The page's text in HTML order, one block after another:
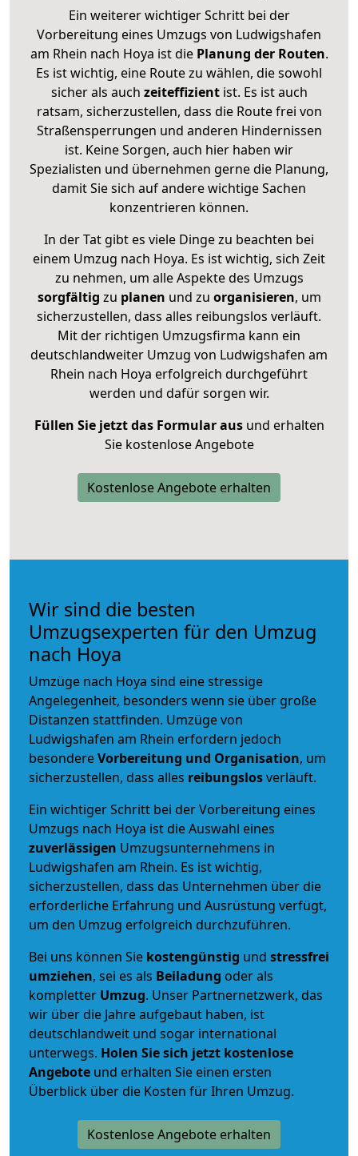
Ein weiterer wichtiger Schritt bei der
Vorbereitung eines Umzugs von Ludwigshafen
am Rhein nach Hoya ist diePlanung der Routen.
Es ist wichtig, eine Route zu wählen, die sowohl
sicher als auch zeiteffizientist. Es ist auch
ratsam, sicherzustellen, dass die Route frei von
Straßensperrungen und anderen Hindernissen
ist. Keine Sorgen, auch hier haben wir
Spezialisten und übernehmen gerne die Planung,
damit Sie sich auf andere wichtige Sachen
konzentrieren können.
In der Tat gibt es viele Dinge zu beachten bei
einem Umzug nach Hoya. Es ist wichtig, sich Zeit
zu nehmen, um alle Aspekte des Umzugs
sorgfältig zu planen und zu organisieren, um
sicherzustellen, dass alles reibungslos verläuft.
Mit der richtigen Umzugsfirma kann ein
deutschlandweiter Umzug von Ludwigshafen am
Rhein nach Hoya erfolgreich durchgeführt
werden und dafür sorgen wir.
Füllen Sie jetzt das Formular ausund erhalten
Sie kostenlose Angebote
Kostenlose Angebote erhalten
Wir sind die besten
Umzugsexperten für den Umzug
nach Hoya
Umzüge nach Hoya sind eine stressige
Angelegenheit, besonders wenn sie über große
Distanzen stattfinden. Umzüge von
Ludwigshafen am Rhein erfordern jedoch
besondereVorbereitung und Organisation, um
sicherzustellen, dass alles reibungslosverläuft.
Ein wichtiger Schritt bei der Vorbereitung eines
Umzugs nach Hoya ist die Auswahl eines
zuverlässigen Umzugsunternehmens in
Ludwigshafen am Rhein. Es ist wichtig,
sicherzustellen, dass das Unternehmen über die
erforderliche Erfahrung und Ausrüstung verfügt,
um den Umzug erfolgreich durchzuführen.
Bei uns können Sie kostengünstig und stressfrei
umziehen, sei es als Beiladung oder als
kompletter Umzug. Unser Partnernetzwerk, das
wir über die Jahre aufgebaut haben, ist
deutschlandweit und sogar international
unterwegs. Holen Sie sich jetzt kostenlose
Angebote und erhalten Sie einen ersten
Überblick über die Kosten für Ihren Umzug.
Kostenlose Angebote erhalten